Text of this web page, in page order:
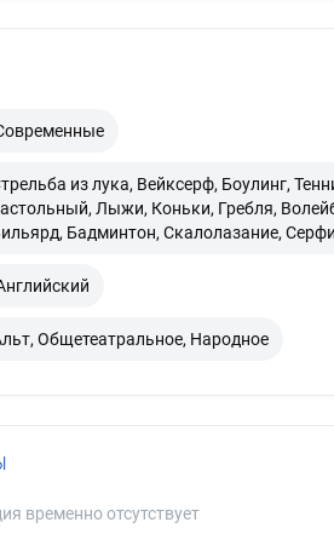
из лука, Вейксерф, Боулинг,
Лыжи, Коньки, Гребля,
Бадминтон, Скалолазание,
Общетеатральное, Народное
временно отсутствует